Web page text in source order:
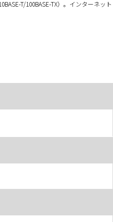
T/100BASE-TX）。インターネット